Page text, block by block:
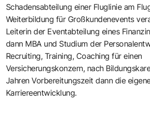
Schadensabteilung einer Fluglinie am
Weiterbildung für Großkundenevents
Leiterin der Eventabteilung eines
dann MBA und Studium der
Recruiting, Training, Coaching für einen
Versicherungskonzern, nach
Jahren Vorbereitungszeit dann die
Karriereentwicklung.